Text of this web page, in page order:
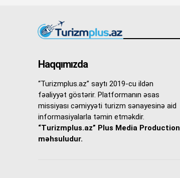
Haqqımızda
“Turizmplus.az” saytı 2019-cu ildən
fəaliyyət göstərir. Platformanın əsas
missiyası cəmiyyəti turizm sənayesinə aid
informasiyalarla təmin etməkdir.
“Turizmplus.az” Plus Media Production
məhsuludur.